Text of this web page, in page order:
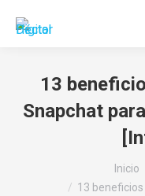
13
Snapchat
Inicio
13